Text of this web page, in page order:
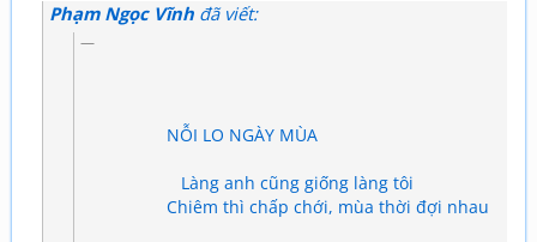
Phạm Ngọc Vĩnh đã viết:
NỖI LO NGÀY MÙA
Làng anh cũng giống làng tôi
Chiêm thì chấp chới, mùa thời đợi nhau